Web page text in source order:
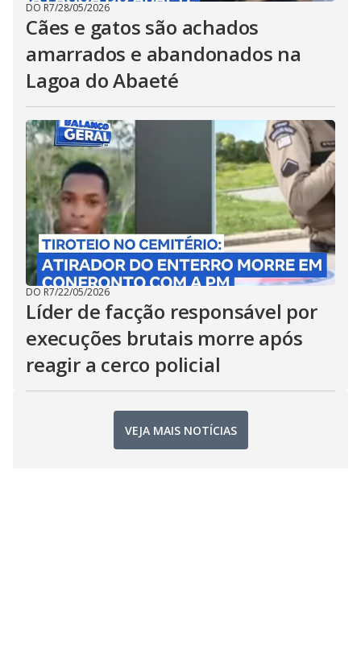
DO R7/28/05/2026
Cães e gatos são achados
amarrados e abandonados na
Lagoa do Abaeté
DO R7/22/05/2026
Líder de facção responsável por
execuções brutais morre após
reagir a cerco policial
VEJA MAIS NOTÍCIAS